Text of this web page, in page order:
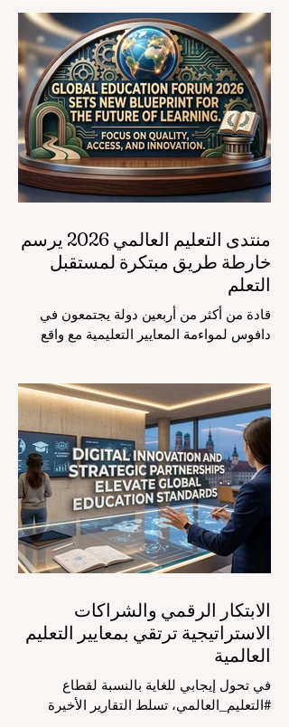
منتدى التعليم العالمي 2026 يرسم
خارطة طريق مبتكرة لمستقبل
التعلم
قادة من أكثر من أربعين دولة يجتمعون في
دافوس لمواءمة المعايير التعليمية مع واقع
مشهد #التعليم_العالمي تحولاً جذرياً وتاريخياً.
في الرابع من أغسطس 2026، توافد خبراء
دوليون وصناع قرار ومبتكرون في مجال
#تكنولوجيا_التعليم إلى مركز المؤتمرات في
دافوس لمناقشة التحديات والفرص الأكثر
إلحاحاً في قطاع التعلم. أثبت هذا الحدث
البارز، الذي عُقد في لحظة حاسمة، أن إعطاء
الأولوية لرفع #جودة_التعليم هو المحفز
الأساسي وال
الابتكار الرقمي والشراكات
الاستراتيجية ترتقي بمعايير التعليم
العالمية
في تحول إيجابي للغاية بالنسبة لقطاع
#التعليم_العالمي، تسلط التقارير الأخيرة